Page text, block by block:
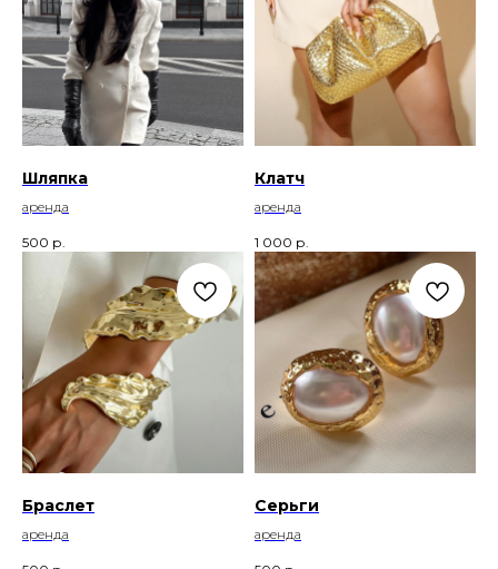
Шляпка
аренда
500 р.
Клатч
аренда
1 000 р.
Браслет
аренда
Серьги
аренда